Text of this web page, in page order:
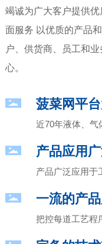
竭诚为广大客户提供
面服务 以优质的产品
户、供货商、员工和
心。
菠菜网平
近70年液体、气
产品应用
产品广泛应用于
一流的产
把控每道工艺程